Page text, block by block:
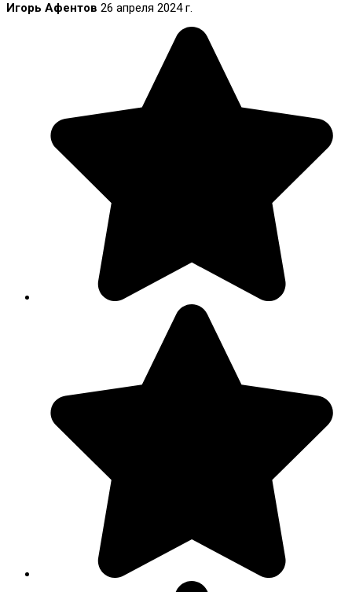
Игорь Афентов 26 апреля 2024 г.